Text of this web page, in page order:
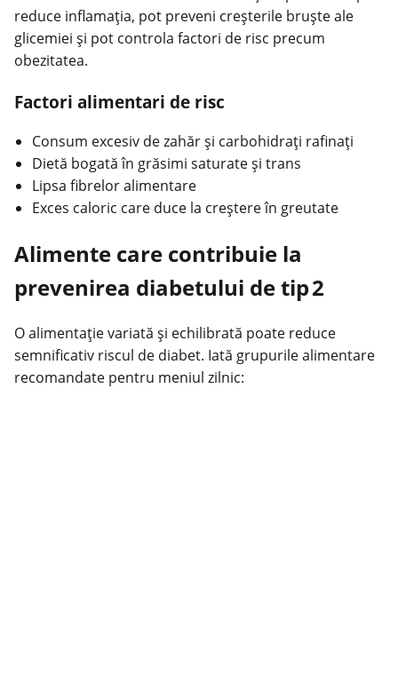
reduce inflamația, pot preveni creșterile bruște ale
glicemiei și pot controla factori de risc precum
obezitatea.
Factori alimentari de risc
Consum excesiv de zahăr și carbohidrați rafinaţi
Dietă bogată în grăsimi saturate și trans
Lipsa fibrelor alimentare
Exces caloric care duce la creștere în greutate
Alimente care contribuie la
prevenirea diabetului de tip 2
O alimentație variată și echilibrată poate reduce
semnificativ riscul de diabet. Iată grupurile alimentare
recomandate pentru meniul zilnic: